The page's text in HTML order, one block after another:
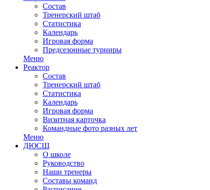
Состав
Тренерский штаб
Статистика
Календарь
Игровая форма
Предсезонные турниры
Меню
Реактор
Состав
Тренерский штаб
Статистика
Календарь
Игровая форма
Визитная карточка
Командные фото разных лет
Меню
ДЮСШ
О школе
Руководство
Наши тренеры
Составы команд